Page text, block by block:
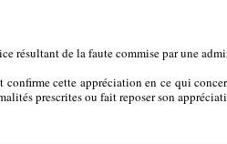
résultant de la faute commise par une
confirme cette appréciation en ce qui
prescrites ou fait reposer son